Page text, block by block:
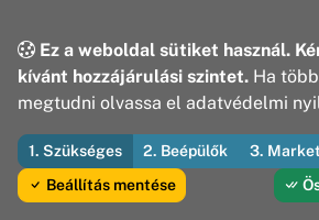
Populáris hír 2026. 06. 10 17:58
Kéményseprő mestereknek,
betanított munkásoknak
Ez a weboldal sütiket használ.
kívánt hozzájárulási szintet. Ha
megtudni olvassa el adatvédelmi
1. Szükséges 2. Beépülők 3.
Beállítás mentése